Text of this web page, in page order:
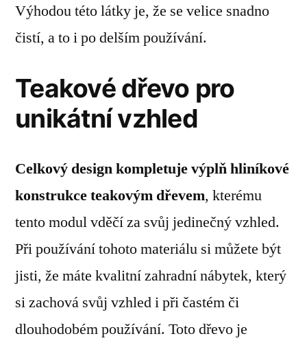
Výhodou této látky je, že se velice snadno
čistí, a to i po delším používání.
Teakové dřevo pro
unikátní vzhled
Celkový design kompletuje výplň hliníkové
konstrukce teakovým dřevem, kterému
tento modul vděčí za svůj jedinečný vzhled.
Při používání tohoto materiálu si můžete být
jisti, že máte kvalitní zahradní nábytek, který
si zachová svůj vzhled i při častém či
dlouhodobém používání. Toto dřevo je